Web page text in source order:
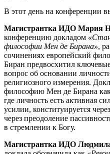
В этот день на конференции
Магистрантка ИДО Мария
конференцию докладом
философии Мен де Бирана»,
сочинениях европейский
Биран предвосхитил
вопрос об основании
религиозного измерения.
философию Мен де Бирана
где личность есть активная
усилии, конституируется
через преодоление
в стремлении к Богу.
Магистрантка ИДО